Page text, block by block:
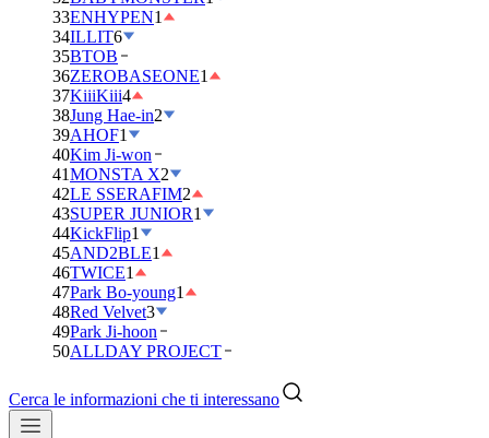
33ENHYPEN1
34ILLIT6
35BTOB
36ZEROBASEONE1
37KiiiKiii4
38Jung Hae-in2
39AHOF1
40Kim Ji-won
41MONSTA X2
42LE SSERAFIM2
43SUPER JUNIOR1
44KickFlip1
45AND2BLE1
46TWICE1
47Park Bo-young1
48Red Velvet3
49Park Ji-hoon
50ALLDAY PROJECT
Cerca le informazioni che ti interessano